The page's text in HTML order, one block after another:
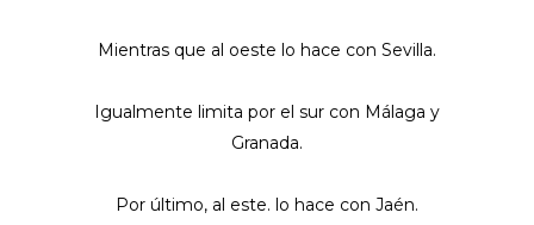
Mientras que al oeste lo hace con Sevilla.
Igualmente limita por el sur con Málaga y
Granada.
Por último, al este. lo hace con Jaén.